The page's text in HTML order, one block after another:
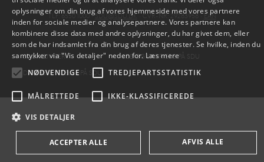
TLF: 6550 1000 ·SDU@SDU.DK· CVR-NR: 29283958 ·EAN
SDU VEJVISER
JOB OG KARRIERE PÅ SDU
DATABESKYTTELSE PÅ SDU
ENGLISH
oplysninger om din brug af vores hjemmeside med vores partnere
inden for sociale medier og analysepartnere. Vores partnere kan
kombinere disse data med andre oplysninger, du har givet dem, eller
som de har indsamlet fra din brug af deres tjenester. Se hvilke, inden du
samtykker via "Vis detaljer" neden for. Læs mere
NØDVENDIGE
TREDJEPARTSSTATISTIK
MÅLRETTEDE IKKE-KLASSIFICEREDE
VIS DETALJER
ACCEPTER ALLE AFVIS ALLE